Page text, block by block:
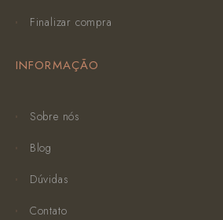
Finalizar compra
INFORMAÇÃO
Sobre nós
Blog
Dúvidas
Contato